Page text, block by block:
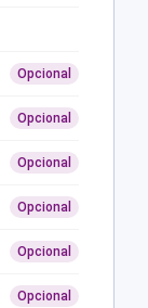
Opcional
Opcional
Opcional
Opcional
Opcional
Opcional